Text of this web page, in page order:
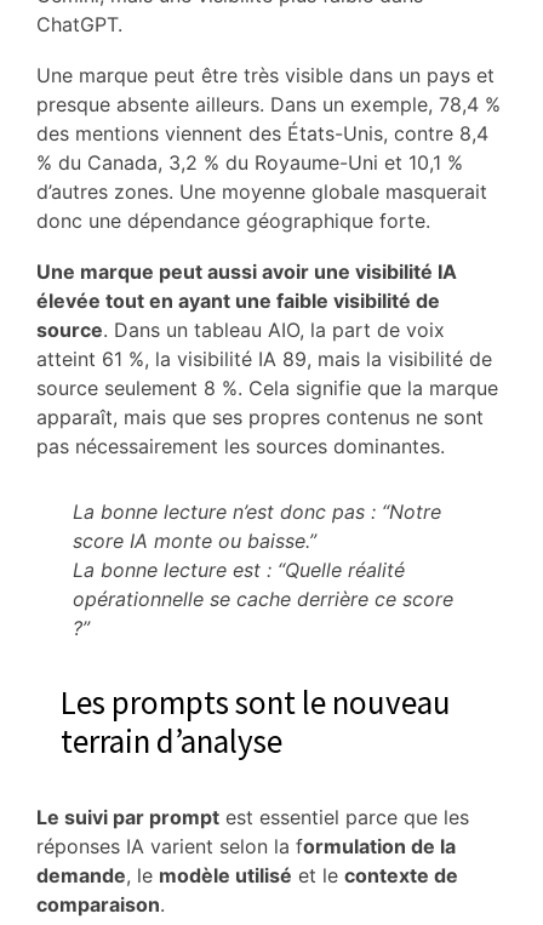
ChatGPT.
Une marque peut être très visible dans un pays et
presque absente ailleurs. Dans un exemple, 78,4 %
des mentions viennent des États-Unis, contre 8,4
% du Canada, 3,2 % du Royaume-Uni et 10,1 %
d’autres zones. Une moyenne globale masquerait
donc une dépendance géographique forte.
Une marque peut aussi avoir une visibilité IA
élevée tout en ayant une faible visibilité de
source. Dans un tableau AIO, la part de voix
atteint 61 %, la visibilité IA 89, mais la visibilité de
source seulement 8 %. Cela signifie que la marque
apparaît, mais que ses propres contenus ne sont
pas nécessairement les sources dominantes.
La bonne lecture n’est donc pas : “Notre
score IA monte ou baisse.”
La bonne lecture est : “Quelle réalité
opérationnelle se cache derrière ce score
?”
Les prompts sont le nouveau
terrain d’analyse
Le suivi par prompt est essentiel parce que les
réponses IA varient selon la formulation de la
demande, le modèle utilisé et le contexte de
comparaison.